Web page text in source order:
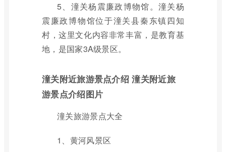
5、潼关杨震廉政博物馆。潼关杨
震廉政博物馆位于潼关县秦东镇四知
村，这里文化内容非常丰富，是教育基
地，是国家3A级景区。
潼关附近旅游景点介绍 潼关附近旅
游景点介绍图片
潼关旅游景点大全
1、黄河风景区